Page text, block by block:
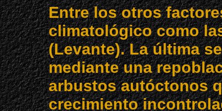
Entre los otros
climatológico como
(Levante). La última
mediante una
arbustos autóctonos
crecimiento